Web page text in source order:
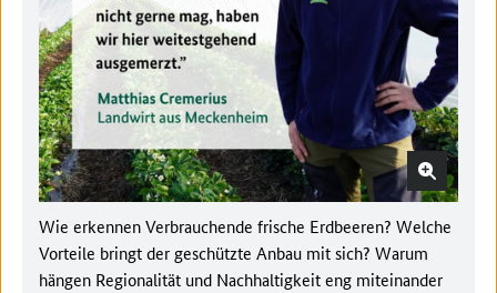
Wie erkennen Verbrauchende frische Erdbeeren? Welche
Vorteile bringt der geschützte Anbau mit sich? Warum
hängen Regionalität und Nachhaltigkeit eng miteinander